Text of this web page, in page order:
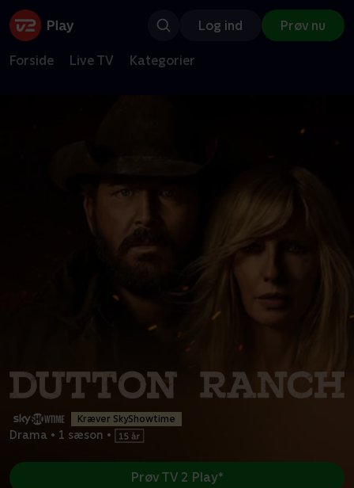
Log ind Prøv nu
Forside Live TV Kategorier
Kræver SkyShowtime
Drama • 1 sæson •
Prøv TV 2 Play*